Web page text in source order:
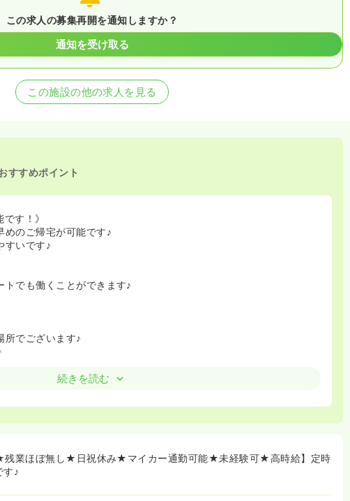
この求人の募集再開を通知しますか？
通知を受け取る
この施設の他の求人を見る
すすめポイント
す！》
のご帰宅が可能です♪
すいです♪
でも働くことができます♪
でございます♪
す♪
続きを読む
残業ほぼ無し★日祝休み★マイカー通勤可能★未経験可★高時給】定時
す♪